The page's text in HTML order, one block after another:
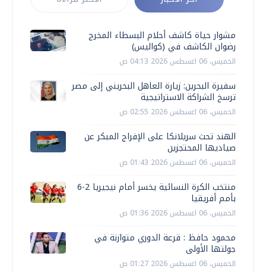
مشوار حياة كاشف أحلام البسطاء المخرج
رضوان الكاشف في (كواليس)
الخميس، 06 اغسطس 2026 04:13 ص
سفيرة البحرين: زيارة العاهل البحريني إلى مصر
ترسخ الشراكة الاستراتيجية
الخميس، 06 اغسطس 2026 02:55 ص
الهند تحث سريلانكا على الإفراج المبكر عن
صياديها المحتجزين
الخميس، 06 اغسطس 2026 01:43 ص
منتخب الكرة النسائية يخسر أمام نيجيريا 2-6
بأمم أفريقيا
الخميس، 06 اغسطس 2026 01:36 ص
محمود حافظ : قرعة الدوري متوازنة في
جولتها الأولى
الخميس، 06 اغسطس 2026 01:27 ص